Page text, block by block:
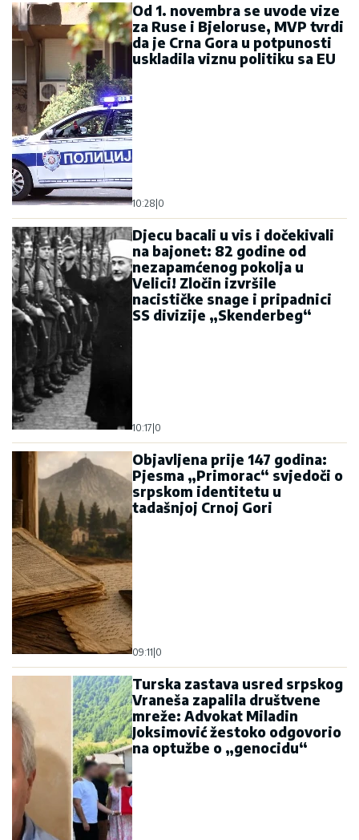
Od 1. novembra se uvode vize
za Ruse i Bjeloruse, MVP tvrdi
da je Crna Gora u potpunosti
uskladila viznu politiku sa EU
10:28 0
Djecu bacali u vis i dočekivali
na bajonet: 82 godine od
nezapamćenog pokolja u
Velici! Zločin izvršile
nacističke snage i pripadnici
SS divizije „Skenderbeg“
10:17 0
Objavljena prije 147 godina:
Pjesma „Primorac“ svjedoči o
srpskom identitetu u
tadašnjoj Crnoj Gori
09:11 0
Turska zastava usred srpskog
Vraneša zapalila društvene
mreže: Advokat Miladin
Joksimović žestoko odgovorio
na optužbe o „genocidu“